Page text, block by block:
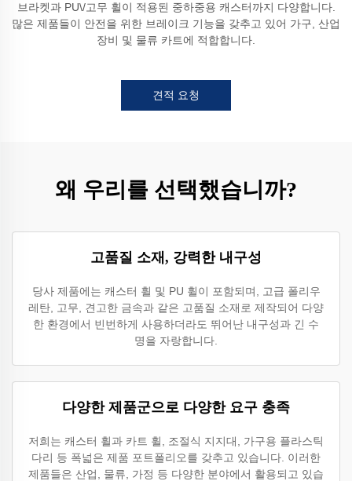
브라켓과 PU\/고무 휠이 적용된 중하중용 캐스터까지 다양합니다.
많은 제품들이 안전을 위한 브레이크 기능을 갖추고 있어 가구, 산업
장비 및 물류 카트에 적합합니다.
견적 요청
왜 우리를 선택했습니까?
고품질 소재, 강력한 내구성
당사 제품에는 캐스터 휠 및 PU 휠이 포함되며, 고급 폴리우
레탄, 고무, 견고한 금속과 같은 고품질 소재로 제작되어 다양
한 환경에서 빈번하게 사용하더라도 뛰어난 내구성과 긴 수
명을 자랑합니다.
다양한 제품군으로 다양한 요구 충족
저희는 캐스터 휠과 카트 휠, 조절식 지지대, 가구용 플라스틱
다리 등 폭넓은 제품 포트폴리오를 갖추고 있습니다. 이러한
제품들은 산업, 물류, 가정 등 다양한 분야에서 활용되고 있습